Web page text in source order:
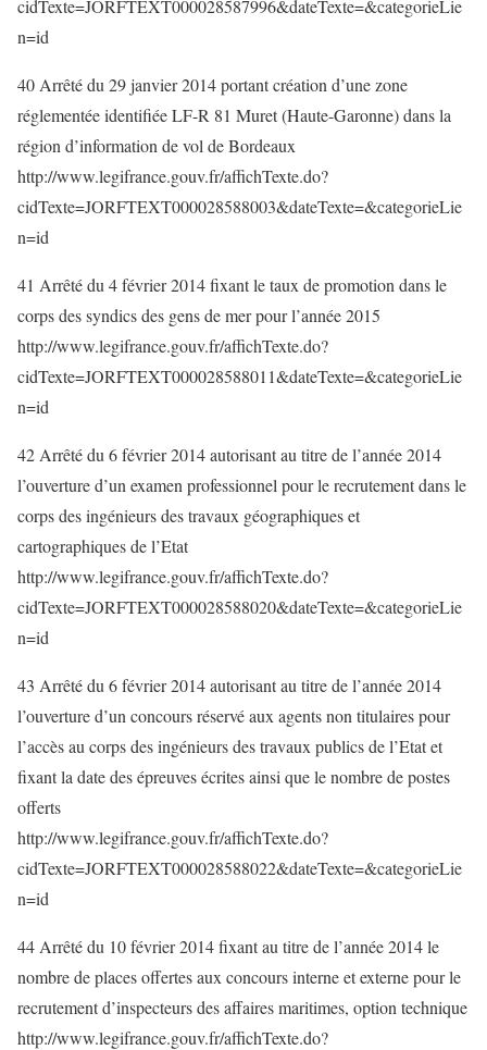
cidTexte=JORFTEXT000028587996&dateTexte=&categorieLie
n=id
40 Arrêté du 29 janvier 2014 portant création d’une zone
réglementée identifiée LF-R 81 Muret (Haute-Garonne) dans la
région d’information de vol de Bordeaux
http://www.legifrance.gouv.fr/affichTexte.do?
cidTexte=JORFTEXT000028588003&dateTexte=&categorieLie
n=id
41 Arrêté du 4 février 2014 fixant le taux de promotion dans le
corps des syndics des gens de mer pour l’année 2015
http://www.legifrance.gouv.fr/affichTexte.do?
cidTexte=JORFTEXT000028588011&dateTexte=&categorieLie
n=id
42 Arrêté du 6 février 2014 autorisant au titre de l’année 2014
l’ouverture d’un examen professionnel pour le recrutement dans le
corps des ingénieurs des travaux géographiques et
cartographiques de l’Etat
http://www.legifrance.gouv.fr/affichTexte.do?
cidTexte=JORFTEXT000028588020&dateTexte=&categorieLie
n=id
43 Arrêté du 6 février 2014 autorisant au titre de l’année 2014
l’ouverture d’un concours réservé aux agents non titulaires pour
l’accès au corps des ingénieurs des travaux publics de l’Etat et
fixant la date des épreuves écrites ainsi que le nombre de postes
offerts
http://www.legifrance.gouv.fr/affichTexte.do?
cidTexte=JORFTEXT000028588022&dateTexte=&categorieLie
n=id
44 Arrêté du 10 février 2014 fixant au titre de l’année 2014 le
nombre de places offertes aux concours interne et externe pour le
recrutement d’inspecteurs des affaires maritimes, option technique
http://www.legifrance.gouv.fr/affichTexte.do?